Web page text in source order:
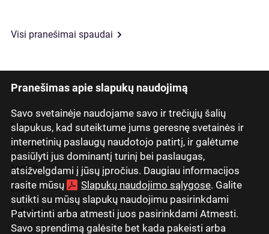
Pranešimas apie slapukų naudojimą
Savo svetainėje naudojame savo ir trečiųjų šalių
slapukus, kad suteiktume jums geresnę svetainės ir
internetinių paslaugų naudotojo patirtį, ir galėtume
pasiūlyti jus dominantį turinį bei paslaugas,
atsižvelgdami į jūsų įpročius. Daugiau informacijos
rasite mūsų
Slapukų naudojimo sąlygose. Galite
sutikti su mūsų slapukų naudojimu pasirinkdami
Patvirtinti arba atmesti juos pasirinkdami Atmesti.
Savo sprendimą galėsite bet kada pakeisti arba
Visi pranešimai spaudai
Latviski
Русский
English
Eesti
Lietuviškai